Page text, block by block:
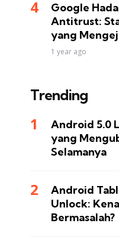
Google
Antitrust:
yang
1 year ago
Trending
Android 5.0
yang
Selamanya
Android
Unlock:
Bermasalah?